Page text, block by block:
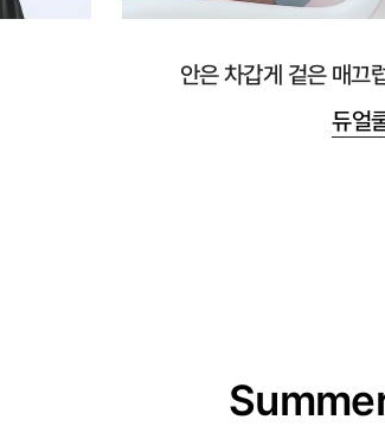
안은 차갑게 겉은 매끄
듀얼